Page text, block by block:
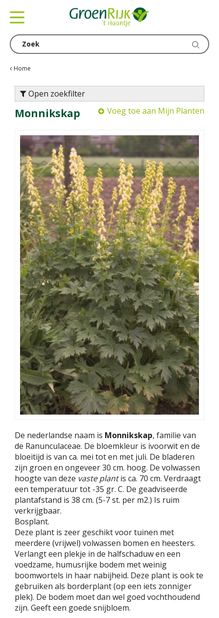
Home
Open zoekfilter
Monnikskap Voeg toe aan Mijn Planten
De nederlandse naam is Monnikskap, familie van
de Ranunculaceae. De bloemkleur is ivoorwit en de
bloeitijd is van ca. mei tot en met juli. De bladeren
zijn groen en ongeveer 30 cm. hoog. De volwassen
hoogte van deze vaste plantis ca. 70 cm. Verdraagt
een temperatuur tot -35 gr. C. De geadviseerde
plantafstand is 38 cm. (5-7 st. per m2.) Is ruim
verkrijgbaar.
Bosplant.
Deze plant is zeer geschikt voor tuinen met
meerdere (vrijwel) volwassen bomen en heesters.
Verlangt een plekje in de halfschaduw en een
voedzame, humusrijke bodem met weinig
boomwortels in haar nabijheid. Deze plant is ook te
gebruiken als borderplant (op een iets zonniger
plek). De bodem moet dan wel goed vochthoudend
zijn. Geeft een goede snijbloem.